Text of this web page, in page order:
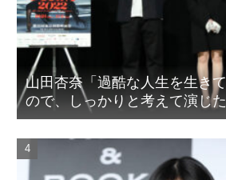
山田杏奈「過酷な人生を生き
ので、しっかりと考えて演じ
『山女』東京国際映画祭Q&A